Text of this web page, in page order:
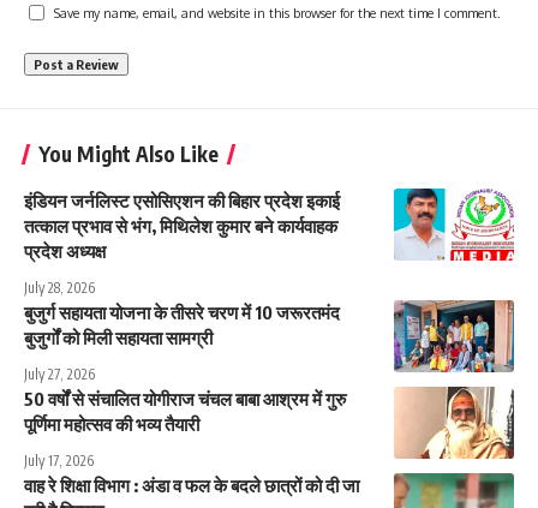
Save my name, email, and website in this browser for the next time I comment.
You Might Also Like
इंडियन जर्नलिस्ट एसोसिएशन की बिहार प्रदेश इकाई
तत्काल प्रभाव से भंग, मिथिलेश कुमार बने कार्यवाहक
प्रदेश अध्यक्ष
July 28, 2026
बुजुर्ग सहायता योजना के तीसरे चरण में 10 जरूरतमंद
बुजुर्गों को मिली सहायता सामग्री
July 27, 2026
50 वर्षों से संचालित योगीराज चंचल बाबा आश्रम में गुरु
पूर्णिमा महोत्सव की भव्य तैयारी
July 17, 2026
वाह रे शिक्षा विभाग : अंडा व फल के बदले छात्रों को दी जा